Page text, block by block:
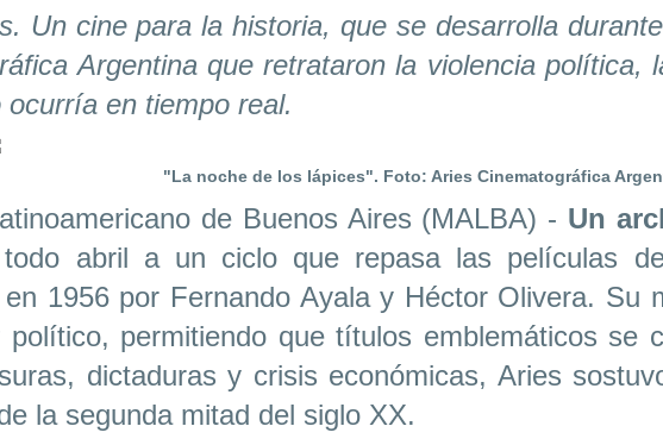
Un cine para la historia, que se desarrolla
Argentina que retrataron la violencia política,
en tiempo real.
"La noche de los lápices". Foto: Aries Cinematográfica
de Buenos Aires (MALBA) - Un
abril a un ciclo que repasa las películas de
1956 por Fernando Ayala y Héctor Olivera. Su
político, permitiendo que títulos emblemáticos se
dictaduras y crisis económicas, Aries
la segunda mitad del siglo XX.